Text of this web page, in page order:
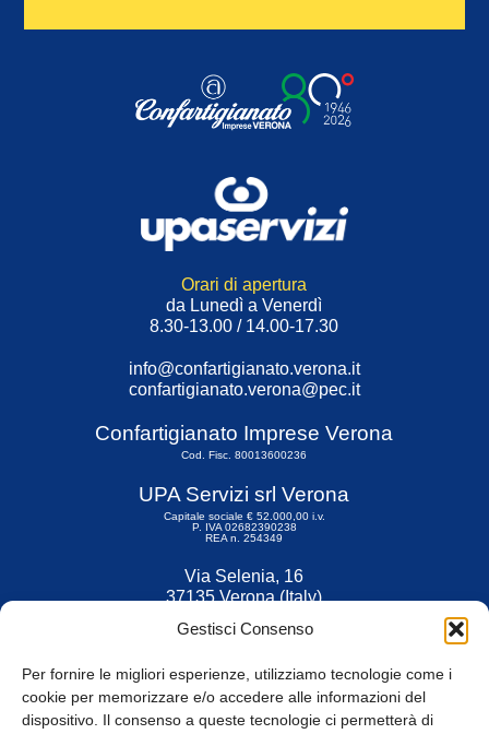
Gestisci Consenso
Per fornire le migliori esperienze, utilizziamo tecnologie come i
cookie per memorizzare e/o accedere alle informazioni del
dispositivo. Il consenso a queste tecnologie ci permetterà di
Orari di apertura
da Lunedì a Venerdì
8.30-13.00 / 14.00-17.30
info@confartigianato.verona.it
confartigianato.verona@pec.it
Confartigianato Imprese Verona
Cod. Fisc. 80013600236
UPA Servizi srl Verona
Capitale sociale € 52.000,00 i.v.
P. IVA 02682390238
REA n. 254349
Via Selenia, 16
37135 Verona (Italy)
Fax 045 9211599